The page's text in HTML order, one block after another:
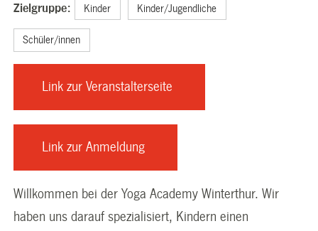
Zielgruppe: Kinder Kinder/Jugendliche
Schüler/innen
Link zur Veranstalterseite
Link zur Anmeldung
Willkommen bei der Yoga Academy Winterthur. Wir
haben uns darauf spezialisiert, Kindern einen